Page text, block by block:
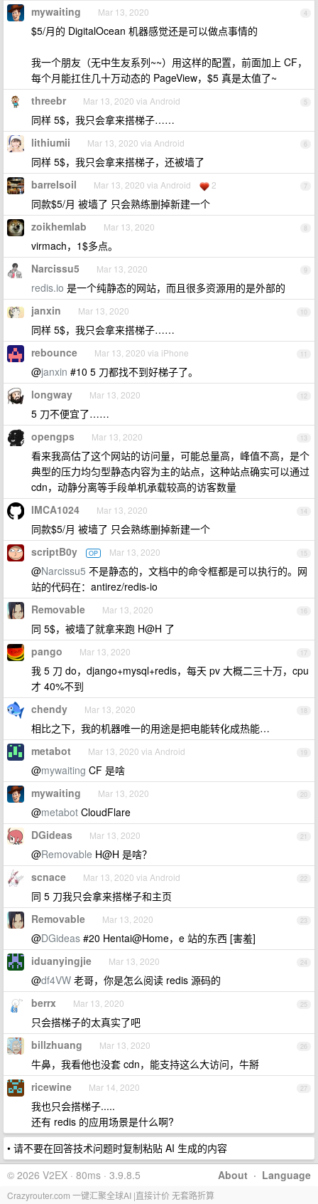
4
mywaiting Mar 13, 2020
$5/月的 DigitalOcean 机器感觉还是可以做点事情的
我一个朋友（无中生友系列~~）用这样的配置，前面加上 CF，
每个月能扛住几十万动态的 PageView，$5 真是太值了~
5
threebr Mar 13, 2020 via Android
同样 5$，我只会拿来搭梯子……
6
lithiumii Mar 13, 2020 via Android
同样 5$，我只会拿来搭梯子，还被墙了
7
barrelsoil Mar 13, 2020 via Android 2
同款$5/月 被墙了 只会熟练删掉新建一个
8
zoikhemlab Mar 13, 2020
virmach，1$多点。
9
Narcissu5 Mar 13, 2020
redis.io 是一个纯静态的网站，而且很多资源用的是外部的
10
janxin Mar 13, 2020
同样 5$，我只会拿来搭梯子……
11
rebounce Mar 13, 2020 via iPhone
@janxin #10 5 刀都找不到好梯子了。
12
longway Mar 13, 2020
5 刀不便宜了……
13
opengps Mar 13, 2020
看来我高估了这个网站的访问量，可能总量高，峰值不高，是个
典型的压力均匀型静态内容为主的站点，这种站点确实可以通过
cdn，动静分离等手段单机承载较高的访客数量
14
IMCA1024 Mar 13, 2020
同款$5/月 被墙了 只会熟练删掉新建一个
15
scriptB0y OP Mar 13, 2020
@Narcissu5 不是静态的，文档中的命令框都是可以执行的。网
站的代码在：antirez/redis-io
16
Removable Mar 13, 2020
同 5$，被墙了就拿来跑 H@H 了
17
pango Mar 13, 2020
我 5 刀 do，django+mysql+redis，每天 pv 大概二三十万，cpu
才 40%不到
18
chendy Mar 13, 2020
相比之下，我的机器唯一的用途是把电能转化成热能…
19
metabot Mar 13, 2020 via Android
@mywaiting CF 是啥
20
mywaiting Mar 13, 2020
@metabot CloudFlare
21
DGideas Mar 13, 2020
@Removable H@H 是啥？
22
scnace Mar 13, 2020 via Android
同 5 刀我只会拿来搭梯子和主页
23
Removable Mar 13, 2020
@DGideas #20 Hentai@Home，e 站的东西 [害羞]
24
iduanyingjie Mar 13, 2020
@df4VW 老哥，你是怎么阅读 redis 源码的
25
berrx Mar 13, 2020
只会搭梯子的太真实了吧
26
billzhuang Mar 13, 2020
牛鼻，我看他也没套 cdn，能支持这么大访问，牛掰
27
ricewine Mar 14, 2020
我也只会搭梯子.....
还有 redis 的应用场景是什么啊?
• 请不要在回答技术问题时复制粘贴 AI 生成的内容
About · Language
© 2026 V2EX · 80ms · 3.9.8.5
Crazyrouter.com 一键汇聚全球AI |直接计价 无套路折算